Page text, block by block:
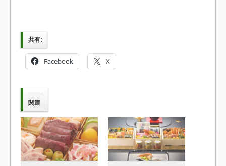
共有:
Facebook X
関連